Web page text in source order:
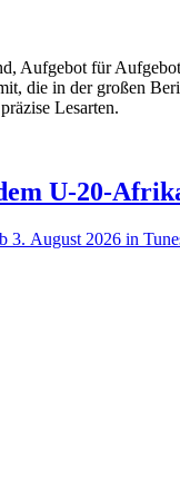
Aufgebot für
die in der großen
Lesarten.
U-20-
August 2026 in